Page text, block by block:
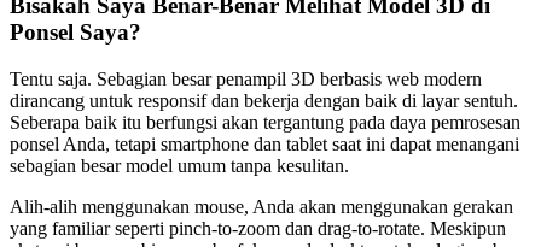
Bisakah Saya Benar-Benar Melihat Model 3D di
Ponsel Saya?
Tentu saja. Sebagian besar penampil 3D berbasis web modern
dirancang untuk responsif dan bekerja dengan baik di layar sentuh.
Seberapa baik itu berfungsi akan tergantung pada daya pemrosesan
ponsel Anda, tetapi smartphone dan tablet saat ini dapat menangani
sebagian besar model umum tanpa kesulitan.
Alih-alih menggunakan mouse, Anda akan menggunakan gerakan
yang familiar seperti pinch-to-zoom dan drag-to-rotate. Meskipun